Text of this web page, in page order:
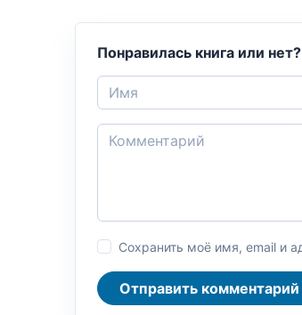
Понравилась книга или нет?
Сохранить моё имя, email и
Отправить комментарий